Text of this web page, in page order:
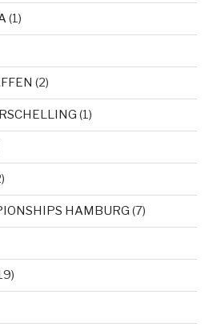
(1)
(2)
(1)
HAMBURG (7)